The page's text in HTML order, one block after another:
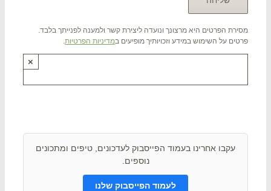
הפרטים היא מרצונך ונועדה ליצירת קשר ולמענה לפנייתך בלבד.
על השימוש במידע וזכויותיך מופיעים ב מדיניות הפרטיות.
עקבו אחרינו בעמוד הפייסבוק לעדכונים, טיפים ומתכונים
לעמוד הפייסבוק שלנו